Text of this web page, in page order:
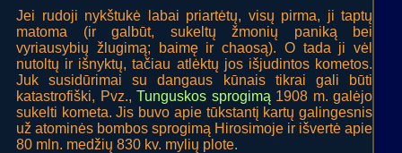
Jei rudoji nykštukė labai priartėtų, visų pirma, ji taptų
matoma (ir galbūt, sukeltų žmonių paniką bei
vyriausybių žlugimą; baimę ir chaosą). O tada ji vėl
nutoltų ir išnyktų, tačiau atlėktų jos išjudintos kometos.
Juk susidūrimai su dangaus kūnais tikrai gali būti
katastrofiški, Pvz., Tunguskos sprogimą 1908 m. galėjo
sukelti kometa. Jis buvo apie tūkstantį kartų galingesnis
už atominės bombos sprogimą Hirosimoje ir išvertė apie
80 mln. medžių 830 kv. mylių plote.